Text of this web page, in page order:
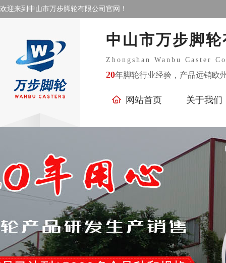
欢迎来到中山市万步脚轮有限公司官网！
中山市万步脚
Zhongshan Wanbu Caster
20年脚轮行业经验，产品远销欧
网站首页 关于我们